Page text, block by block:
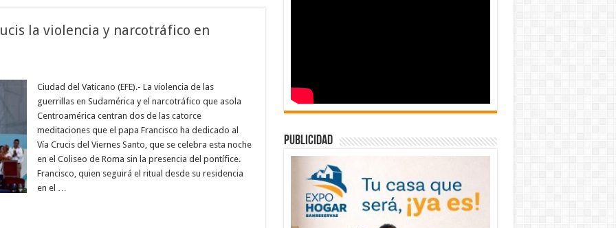
la violencia y narcotráfico en
Ciudad del Vaticano (EFE).- La violencia de las
guerrillas en Sudamérica y el narcotráfico que asola
Centroamérica centran dos de las catorce
meditaciones que el papa Francisco ha dedicado al
Vía Crucis del Viernes Santo, que se celebra esta noche
en el Coliseo de Roma sin la presencia del pontífice.
Francisco, quien seguirá el ritual desde su residencia
en el …
publicidad